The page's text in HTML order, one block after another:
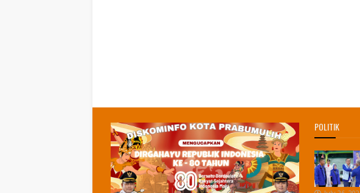
POLITIK